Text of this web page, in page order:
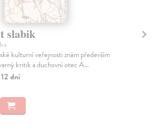
Jiřího Gruši od časů disentu po pozdní
výzev Evropy (a České republiky ...
do 12 dní
€
?